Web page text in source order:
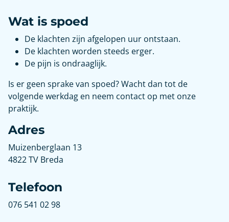
Wat is spoed
De klachten zijn afgelopen uur ontstaan.
De klachten worden steeds erger.
De pijn is ondraaglijk.
Is er geen sprake van spoed? Wacht dan tot de
volgende werkdag en neem contact op met onze
praktijk.
Adres
Muizenberglaan 13
4822 TV Breda
Telefoon
076 541 02 98